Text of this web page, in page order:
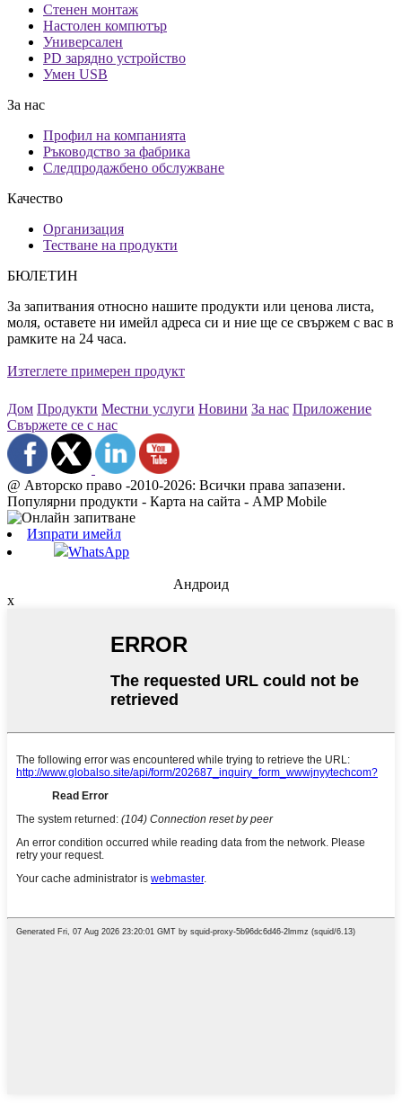
Стенен монтаж
Настолен компютър
Универсален
PD зарядно устройство
Умен USB
За нас
Профил на компанията
Ръководство за фабрика
Следпродажбено обслужване
Качество
Организация
Тестване на продукти
БЮЛЕТИН
За запитвания относно нашите продукти или ценова листа,
моля, оставете ни имейл адреса си и ние ще се свържем с вас в
рамките на 24 часа.
Изтеглете примерен продукт
Дом Продукти Местни услуги Новини За нас Приложение
Свържете се с нас
@ Авторско право -2010-2026: Всички права запазени.
Популярни продукти - Карта на сайта - AMP Mobile
Изпрати имейл
WhatsApp
Андроид
x